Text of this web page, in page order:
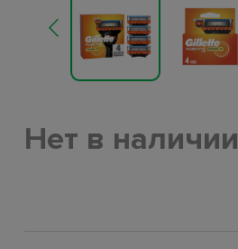
Нет в наличии